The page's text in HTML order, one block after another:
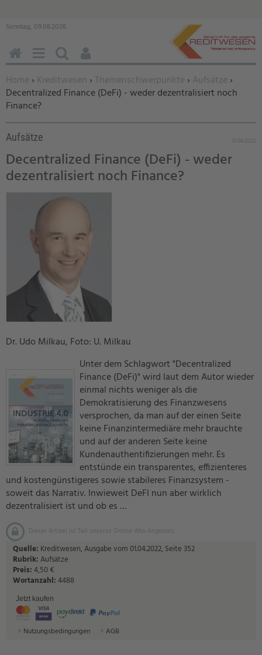
Sonntag, 09.08.2026
Sie befinden sich hier:
Home › Kreditwesen › Themenschwerpunkte › Aufsätze ›
Decentralized Finance (DeFi) - weder dezentralisiert noch
Finance?
Aufsätze 01.04.2022
Decentralized Finance (DeFi) - weder
dezentralisiert noch Finance?
Dr. Udo Milkau, Foto: U. Milkau
Unter dem Schlagwort "Decentralized
Finance (DeFi)" wird laut dem Autor wieder
einmal nichts weniger als die
Demokratisierung des Finanzwesens
versprochen, da man auf der einen Seite
keine Finanzintermediäre mehr brauchte
und auf der anderen Seite keine
Kundenauthentifizierungen mehr. Es
entstünde ein transparentes, effizienteres
und kostengünstigeres sowie stabileres Finanzsystem -
soweit das Narrativ. Inwieweit DeFI nun aber wirklich
dezentralisiert ist und ob es …
Dieser Artikel ist Teil unseres Online-Abo Angebots.
Quelle: Kreditwesen, Ausgabe vom 01.04.2022, Seite 352
Rubrik:Aufsätze
Preis:4,50 €
Wortanzahl:4488
Jetzt kaufen
Nutzungsbedingungen AGB
HOMEMENÜSUCHEN
BENUTZERFUNKTIONEN